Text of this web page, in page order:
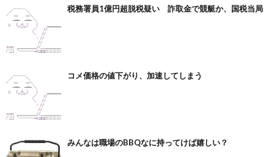
税務署員1億円超脱税疑い 詐取金で競艇か、国税当局
コメ価格の値下がり、加速してしまう
みんなは職場のBBQなに持ってけば嬉しい？